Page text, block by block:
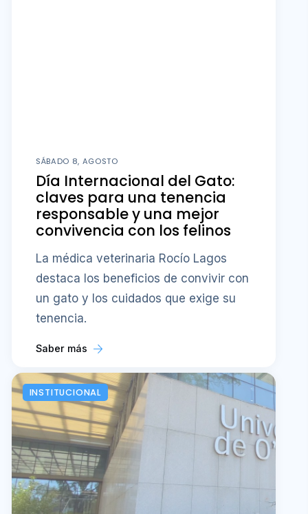
SÁBADO 8, AGOSTO
Día Internacional del Gato:
claves para una tenencia
responsable y una mejor
convivencia con los felinos
La médica veterinaria Rocío Lagos
destaca los beneficios de convivir con
un gato y los cuidados que exige su
tenencia.
Saber más
INSTITUCIONAL